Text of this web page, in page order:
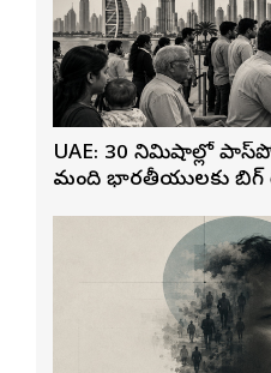
UAE: 30 నిమిషాల్లో
మంది భారతీయులకు బిగ్